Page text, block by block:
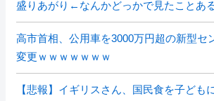
盛りあがり←なんかどっかで見たことあ
高市首相、公用車を3000万円超の新型セ
変更ｗｗｗｗｗｗｗ
【悲報】イギリスさん、国民食を子ども